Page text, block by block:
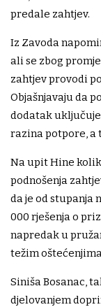
predale zahtjev.
Iz Zavoda
ali se zbog
zahtjev provodi
Objašnjavaju da
dodatak
razina potpore, a
Na upit Hine
podnošenja
da je od stupanja
000 rješenja o
napredak u
težim
Siniša Bosanac,
djelovanjem